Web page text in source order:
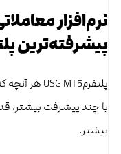
پیشرفته‌ترین
با چند پیشرفت بیشتر،
بیشتر.